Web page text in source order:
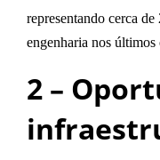
representando cerca
engenharia nos últimos
2 –